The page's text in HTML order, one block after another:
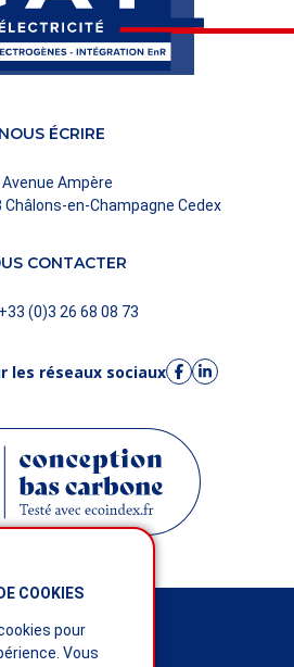
COOKIES
pour
Vous
NOUS ÉCRIRE
Avenue Ampère
Châlons-en-Champagne Cedex
CONTACTER
(0)3 26 68 08 73
les réseaux sociaux
Mentions légales
de confidentialité